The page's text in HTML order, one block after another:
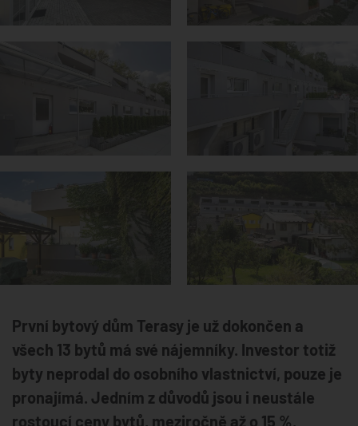
První bytový dům Terasy je už dokončen a
všech 13 bytů má své nájemníky. Investor totiž
byty neprodal do osobního vlastnictví, pouze je
pronajímá. Jedním z důvodů jsou i neustále
rostoucí ceny bytů, meziročně až o 15 %.